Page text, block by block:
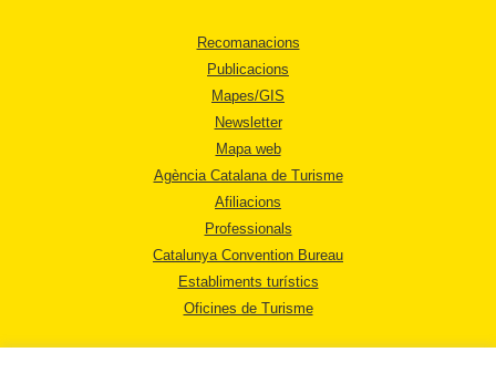
Recomanacions
Publicacions
Mapes/GIS
Newsletter
Mapa web
Agència Catalana de Turisme
Afiliacions
Professionals
Catalunya Convention Bureau
Establiments turístics
Oficines de Turisme